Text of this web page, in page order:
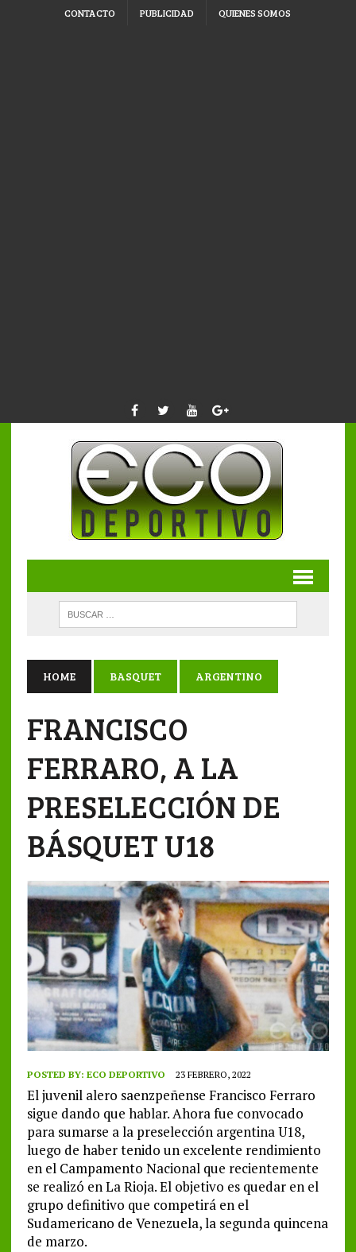
CONTACTO PUBLICIDAD QUIENES SOMOS
HOME BASQUET ARGENTINO
FRANCISCO
FERRARO, A LA
PRESELECCIÓN DE
BÁSQUET U18
POSTED BY: ECO DEPORTIVO 23 FEBRERO, 2022
El juvenil alero saenzpeñense Francisco Ferraro
sigue dando que hablar. Ahora fue convocado
para sumarse a la preselección argentina U18,
luego de haber tenido un excelente rendimiento
en el Campamento Nacional que recientemente
se realizó en La Rioja. El objetivo es quedar en el
grupo definitivo que competirá en el
Sudamericano de Venezuela, la segunda quincena
de marzo.